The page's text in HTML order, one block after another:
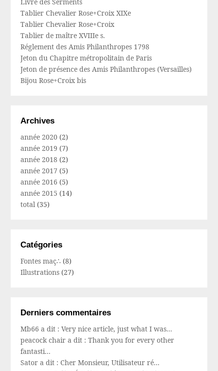
Tablier Chevalier Rose+Croix XIXe
Tablier Chevalier Rose+Croix
Tablier de maître XVIIIe s.
Réglement des Amis Philanthropes 1798
Jeton du Chapitre métropolitain de Paris
Jeton de présence des Amis Philanthropes (Versailles)
Bijou Rose+Croix bis
Archives
année 2020 (2)
année 2019 (7)
année 2018 (2)
année 2017 (5)
année 2016 (5)
année 2015 (14)
total(35)
Catégories
Fontes maç∴ (8)
Illustrations (27)
Derniers commentaires
Mb66 a dit : Very nice article, just what I was...
peacock chair a dit : Thank you for every other
fantasti...
Sator a dit : Cher Monsieur, Utilisateur ré...